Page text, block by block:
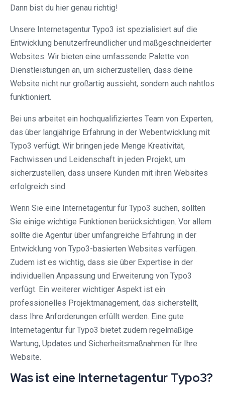
Dann bist du hier genau richtig!
Unsere Internetagentur Typo3 ist spezialisiert auf die
Entwicklung benutzerfreundlicher und maßgeschneiderter
Websites. Wir bieten eine umfassende Palette von
Dienstleistungen an, um sicherzustellen, dass deine
Website nicht nur großartig aussieht, sondern auch nahtlos
funktioniert.
Bei uns arbeitet ein hochqualifiziertes Team von Experten,
das über langjährige Erfahrung in der Webentwicklung mit
Typo3 verfügt. Wir bringen jede Menge Kreativität,
Fachwissen und Leidenschaft in jeden Projekt, um
sicherzustellen, dass unsere Kunden mit ihren Websites
erfolgreich sind.
Wenn Sie eine Internetagentur für Typo3 suchen, sollten
Sie einige wichtige Funktionen berücksichtigen. Vor allem
sollte die Agentur über umfangreiche Erfahrung in der
Entwicklung von Typo3-basierten Websites verfügen.
Zudem ist es wichtig, dass sie über Expertise in der
individuellen Anpassung und Erweiterung von Typo3
verfügt. Ein weiterer wichtiger Aspekt ist ein
professionelles Projektmanagement, das sicherstellt,
dass Ihre Anforderungen erfüllt werden. Eine gute
Internetagentur für Typo3 bietet zudem regelmäßige
Wartung, Updates und Sicherheitsmaßnahmen für Ihre
Website.
Was ist eine Internetagentur Typo3?